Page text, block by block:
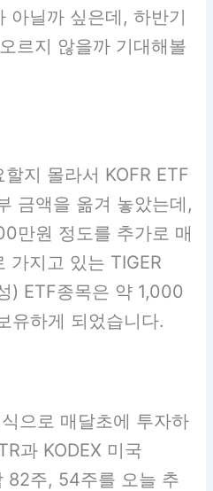
아닐까 싶은데, 하반기
르지 않을까 기대해볼
지 몰라서 KOFR ETF
금액을 옮겨 놓았는데,
만원 정도를 추가로 매
가지고 있는 TIGER
) ETF종목은 약 1,000
유하게 되었습니다.
으로 매달초에 투자하
과 KODEX 미국
82주, 54주를 오늘 추